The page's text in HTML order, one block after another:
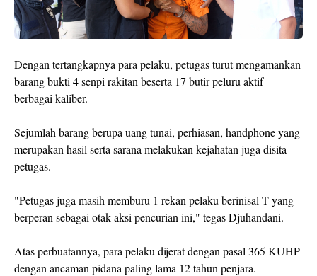
Dengan tertangkapnya para pelaku, petugas turut mengamankan
barang bukti 4 senpi rakitan beserta 17 butir peluru aktif
berbagai kaliber.
Sejumlah barang berupa uang tunai, perhiasan, handphone yang
merupakan hasil serta sarana melakukan kejahatan juga disita
petugas.
"Petugas juga masih memburu 1 rekan pelaku berinisal T yang
berperan sebagai otak aksi pencurian ini," tegas Djuhandani.
Atas perbuatannya, para pelaku dijerat dengan pasal 365 KUHP
dengan ancaman pidana paling lama 12 tahun penjara.